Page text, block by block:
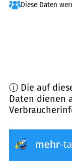
Diese Daten
ⓘ Die auf
Daten dienen